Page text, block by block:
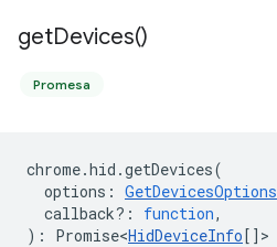
getDevices()
Promesa
chrome.hid .getDevices(
options : GetDevicesOptions
callback? : function,
) : Promise<HidDeviceInfo[] >